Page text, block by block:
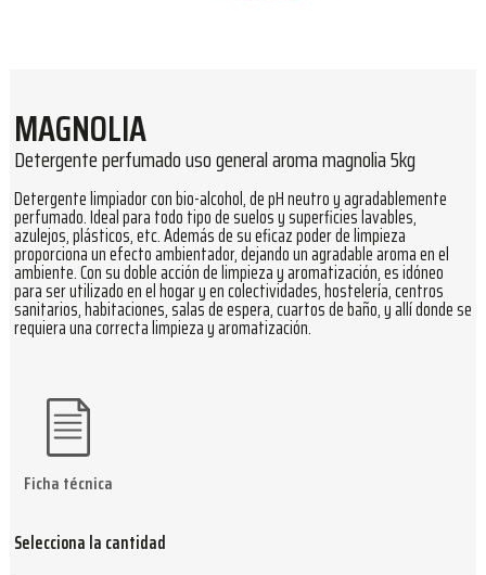
MAGNOLIA
Detergente perfumado uso general aroma magnolia 5kg
Detergente limpiador con bio-alcohol, de pH neutro y agradablemente
perfumado. Ideal para todo tipo de suelos y superficies lavables,
azulejos, plásticos, etc. Además de su eficaz poder de limpieza
proporciona un efecto ambientador, dejando un agradable aroma en el
ambiente. Con su doble acción de limpieza y aromatización, es idóneo
para ser utilizado en el hogar y en colectividades, hostelería, centros
sanitarios, habitaciones, salas de espera, cuartos de baño, y allí donde se
requiera una correcta limpieza y aromatización.
Selecciona la cantidad
Ficha técnica